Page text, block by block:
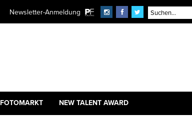
Newsletter-Anmeldung
FOTOMARKT NEW TALENT AWARD